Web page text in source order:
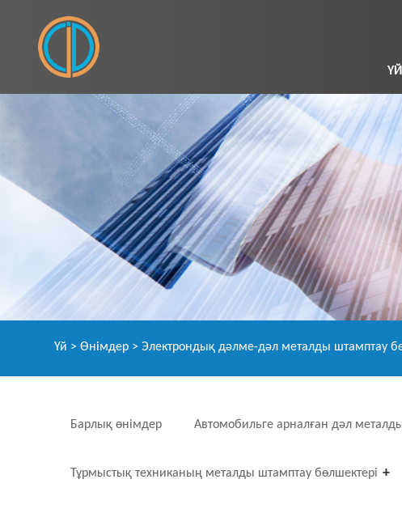
ҮЙ
Үй > Өнімдер > Электрондық дәлме-дәл металды штамптау
Барлық өнімдер Автомобильге арналған дәл
Тұрмыстық техниканың металды штамптау бөлшектері